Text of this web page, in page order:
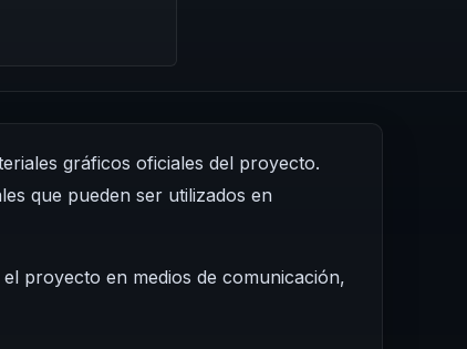
gráficos oficiales del proyecto.
que pueden ser utilizados en
proyecto en medios de comunicación,